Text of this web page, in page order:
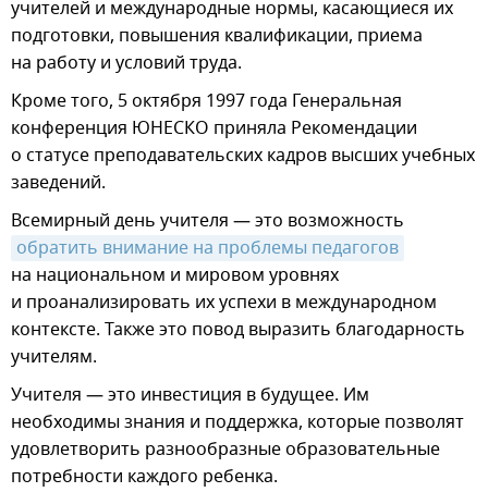
учителей и международные нормы, касающиеся их
подготовки, повышения квалификации, приема
на работу и условий труда.
Кроме того, 5 октября 1997 года Генеральная
конференция ЮНЕСКО приняла Рекомендации
о статусе преподавательских кадров высших учебных
заведений.
Всемирный день учителя — это возможность
обратить внимание на проблемы педагогов
на национальном и мировом уровнях
и проанализировать их успехи в международном
контексте. Также это повод выразить благодарность
учителям.
Учителя — это инвестиция в будущее. Им
необходимы знания и поддержка, которые позволят
удовлетворить разнообразные образовательные
потребности каждого ребенка.